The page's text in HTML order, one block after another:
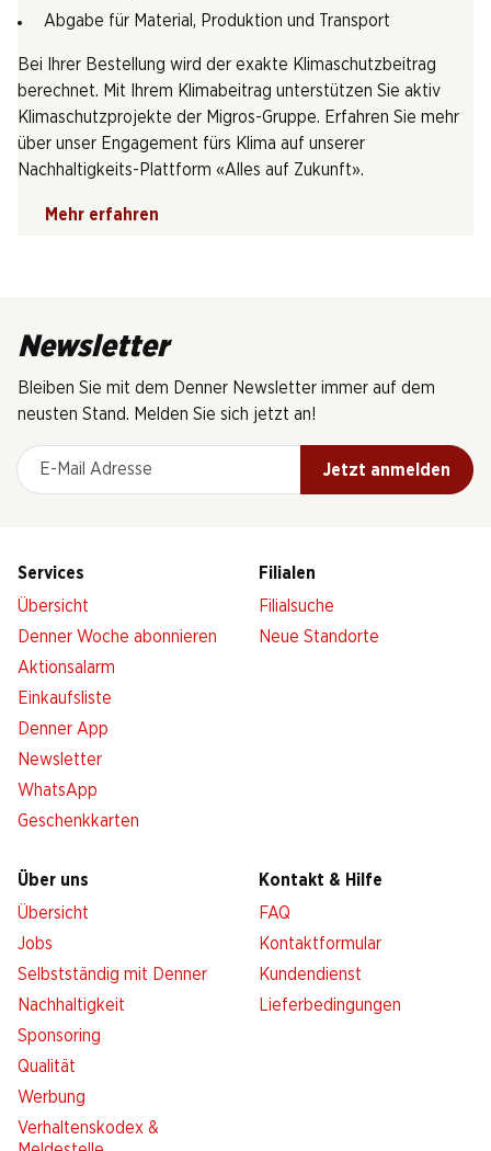
Abgabe für Material, Produktion und Transport
Bei Ihrer Bestellung wird der exakte Klimaschutzbeitrag
berechnet. Mit Ihrem Klimabeitrag unterstützen Sie aktiv
Klimaschutzprojekte der Migros-Gruppe. Erfahren Sie mehr
über unser Engagement fürs Klima auf unserer
Nachhaltigkeits-Plattform «Alles auf Zukunft».
Mehr erfahren
Newsletter
Bleiben Sie mit dem Denner Newsletter immer auf dem
neusten Stand. Melden Sie sich jetzt an!
E-Mail Adresse
Jetzt anmelden
Services
Übersicht
Denner Woche abonnieren
Aktionsalarm
Einkaufsliste
Denner App
Newsletter
WhatsApp
Geschenkkarten
Filialen
Filialsuche
Neue Standorte
Über uns
Übersicht
Jobs
Selbstständig mit Denner
Nachhaltigkeit
Sponsoring
Qualität
Werbung
Verhaltenskodex &
Kontakt & Hilfe
FAQ
Kontaktformular
Kundendienst
Lieferbedingungen